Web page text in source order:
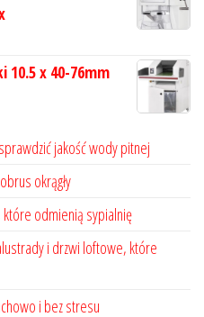
10.5 x 40-76mm
jakość wody pitnej
okrągły
odmienią sypialnię
i drzwi loftowe, które
i bez stresu